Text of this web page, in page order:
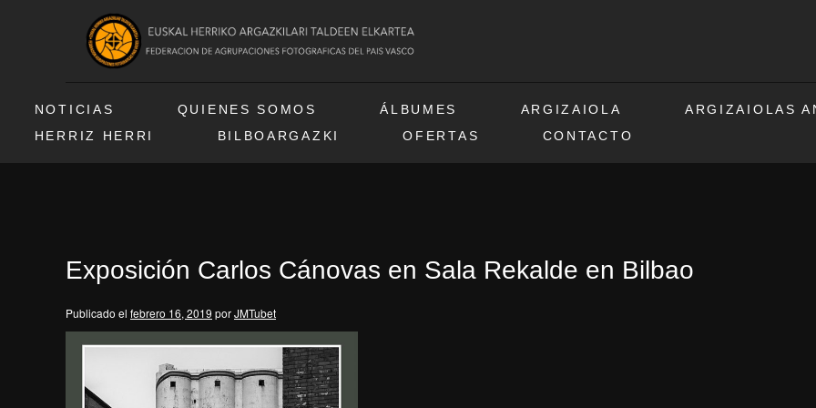
NOTICIAS QUIENES SOMOS ÁLBUMES ARGIZAIOLA ARGIZAIOLAS
HERRIZ HERRI
BILBOARGAZKI OFERTAS CONTACTO
Exposición Carlos Cánovas en Sala Rekalde en Bilbao
Publicado el febrero 16, 2019 porJMTubet